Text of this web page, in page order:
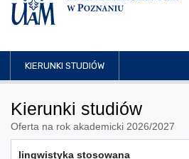
KIERUNKI STUDIÓW
Kierunki studiów
Oferta na rok akademicki 2026/2027